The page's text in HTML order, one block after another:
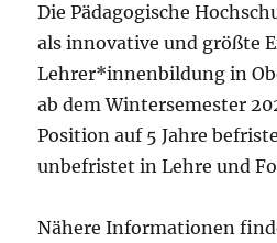
Die Pädagogische
als innovative und größte
Lehrer*innenbildung in
ab dem Wintersemester
Position auf 5 Jahre
unbefristet in Lehre und
Nähere Informationen